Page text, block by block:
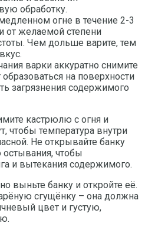
обработку.
огне в течение 2-3
от желаемой степени
Чем дольше варите, тем
варки аккуратно снимите
на поверхности
загрязнения содержимого
кастрюлю с огня и
чтобы температура внутри
Не открывайте банку
остывания, чтобы
и вытекания содержимого.
выньте банку и откройте её.
сгущёнку – она должна
цвет и густую,